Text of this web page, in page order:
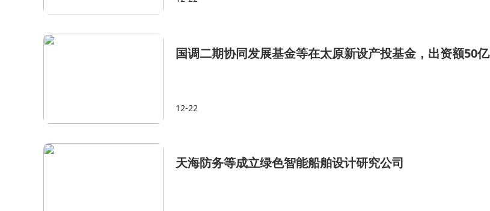
国调二期协同发展基金等在太原新设产投基金，出资额50亿
12-22
天海防务等成立绿色智能船舶设计研究公司